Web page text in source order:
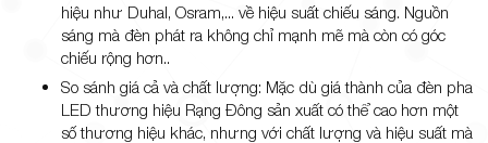
hiệu như Duhal, Osram,... về hiệu suất chiếu sáng. Nguồn
sáng mà đèn phát ra không chỉ mạnh mẽ mà còn có góc
chiếu rộng hơn..
So sánh giá cả và chất lượng: Mặc dù giá thành của đèn pha
LED thương hiệu Rạng Đông sản xuất có thể cao hơn một
số thương hiệu khác, nhưng với chất lượng và hiệu suất mà